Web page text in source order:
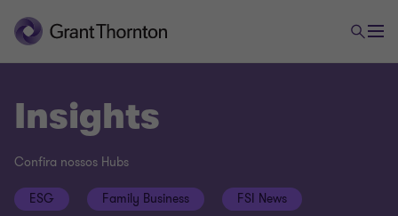
Insights
Confira nossos Hubs
ESG Family Business FSI News